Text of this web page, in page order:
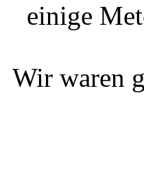
einige
Wir waren